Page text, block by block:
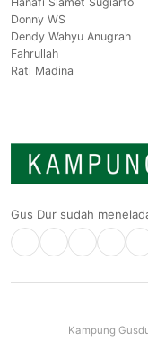
Donny WS
Dendy Wahyu Anugrah
Fahrullah
Rati Madina
Gus Dur sudah
Kampung